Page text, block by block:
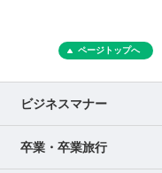
ページトップへ
ビジネスマナー
卒業・卒業旅行